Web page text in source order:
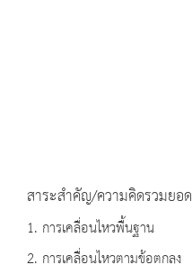
สาระสำคัญ/ความคิดรวมยอด
1. การเคลื่อนไหวพื้นฐาน
2. การเคลื่อนไหวตามข้อตกลง